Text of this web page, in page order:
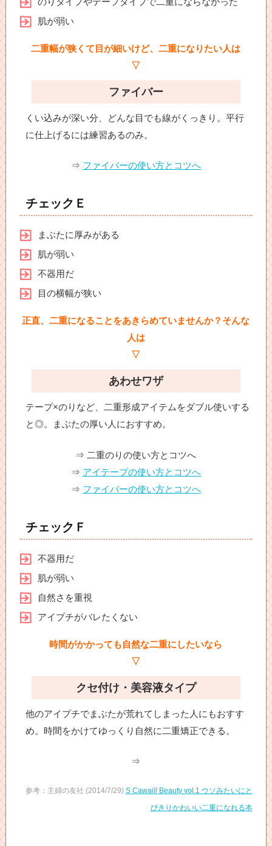
肌が弱い
二重幅が狭くて目が細いけど、二重になりたい人は
▽
ファイバー
くい込みが深い分、どんな目でも線がくっきり。平行
に仕上げるには練習あるのみ。
⇒ ファイバーの使い方とコツへ
チェックＥ
まぶたに厚みがある
肌が弱い
不器用だ
目の横幅が狭い
正直、二重になることをあきらめていませんか？そんな
人は
▽
あわせワザ
テープ×のりなど、二重形成アイテムをダブル使いする
と◎。まぶたの厚い人におすすめ。
⇒ 二重のりの使い方とコツへ
⇒ アイテープの使い方とコツへ
⇒ ファイバーの使い方とコツへ
チェックＦ
不器用だ
肌が弱い
自然さを重視
アイプチがバレたくない
時間がかかっても自然な二重にしたいなら
▽
クセ付け・美容液タイプ
他のアイプチでまぶたが荒れてしまった人にもおすす
め。時間をかけてゆっくり自然に二重矯正できる。
⇒
参考：主婦の友社 (2014/7/29) S Cawaii! Beauty vol.1 ウソみたいにと
びきりかわいい二重になれる本